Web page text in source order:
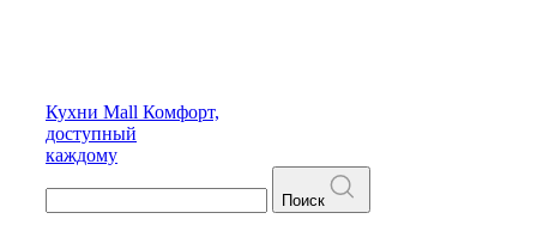
Кухни Mall Комфорт,
доступный
каждому
Поиск